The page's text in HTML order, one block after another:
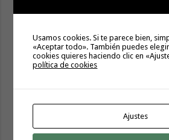
8 agosto, 2026
Cierre del acceso al Alto de
miércoles 12 de agosto del 2026
Usamos cookies. Si te parece bien,
«Aceptar todo». También puedes
cookies quieres haciendo clic en
política de cookies
Ajustes